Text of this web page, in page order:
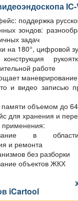
IC-
поддержка
зондов:
задач
на 180°, цифровой
работе
маневрирование
и видео записью
памяти объемом до
для хранения и
применения:
в
и ремонта
без разборки
объектов ЖКХ
iCartool